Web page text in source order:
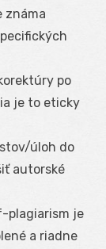
známa
po
je to eticky
úloh do
autorské
plagiarism je
a riadne